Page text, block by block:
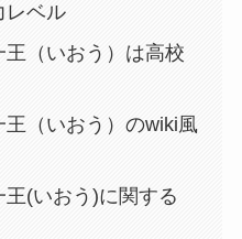
レベル
王（いおう）は高校
王（いおう）のwiki風
王(いおう)に関する